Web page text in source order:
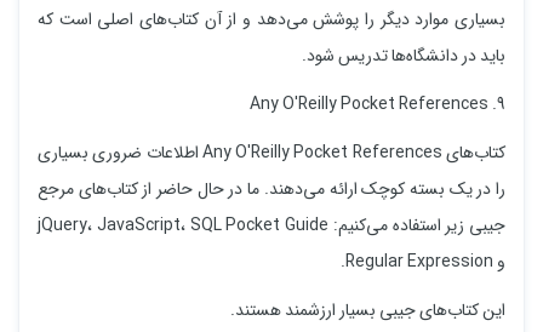
بسیاری موارد دیگر را پوشش می‌دهد و از آن کتاب‌های اصلی است که
باید در دانشگاه‌ها تدریس شود.
9. Any O'Reilly Pocket References
کتاب‌های Any O'Reilly Pocket References اطلاعات ضروری بسیاری
را در یک بسته کوچک ارائه می‌دهند. ما در حال حاضر از کتاب‌های مرجع
جیبی زیر استفاده می‌کنیم: jQuery، JavaScript، SQL Pocket Guide
و Regular Expression.
این کتاب‌های جیبی بسیار ارزشمند هستند.